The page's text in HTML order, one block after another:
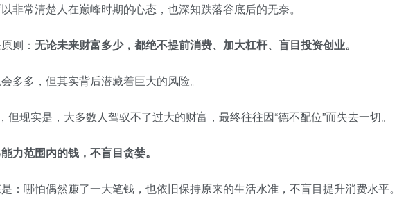
非常清楚人在巅峰时期的心态，也深知跌落谷底后的无奈。
则： 无论未来财富多少，都绝不提前消费、加大杠杆、盲目投资创业。
多多，但其实背后潜藏着巨大的风险。
但现实是，大多数人驾驭不了过大的财富，最终往往因“德不配位”而失去一切。
力范围内的钱，不盲目贪婪。
：哪怕偶然赚了一大笔钱，也依旧保持原来的生活水准，不盲目提升消费水平